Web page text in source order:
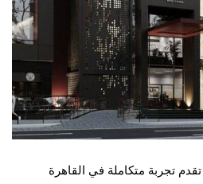
تجربة متكاملة في القاهرة